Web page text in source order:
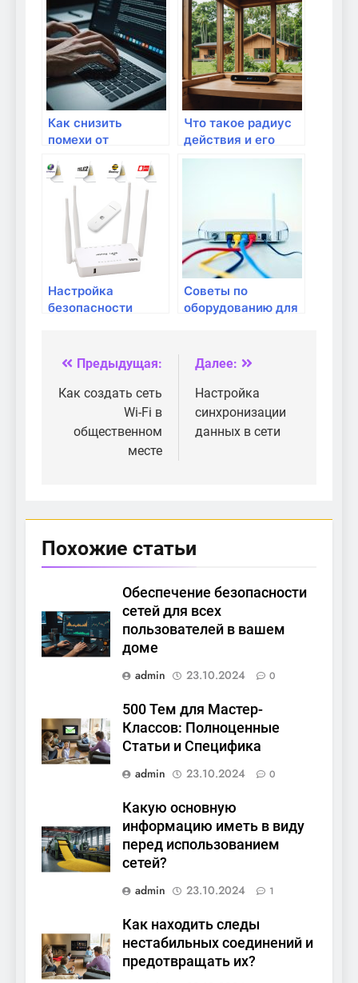
устройств к
интернету
через интернет
Как снизить
помехи от
сетей?
Что такое радиус
действия и его
влияние на Wi-Fi?
Настройка
безопасности
рекомендации
Советы по
оборудованию для
сервисами
Навигация
по
записям
Предыдущая:
Как создать сеть
Wi-Fi в
общественном
месте
Далее:
Настройка
синхронизации
данных в сети
Похожие статьи
Обеспечение безопасности
сетей для всех
пользователей в вашем
доме
admin
23.10.2024 0
500 Тем для Мастер-
Классов: Полноценные
Статьи и Специфика
admin
23.10.2024 0
Какую основную
информацию иметь в виду
перед использованием
сетей?
admin
23.10.2024 1
Как находить следы
нестабильных соединений и
предотвращать их?